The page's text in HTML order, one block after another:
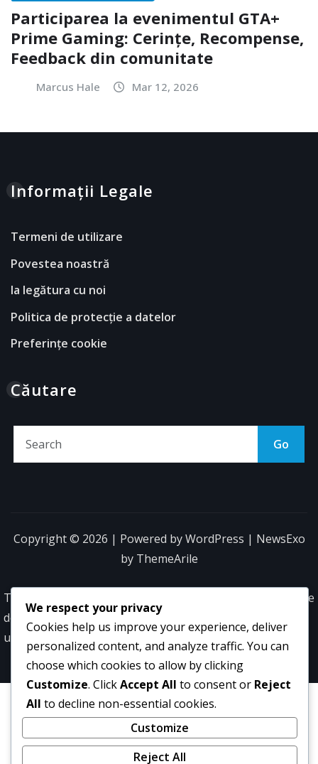
Participarea la evenimentul GTA+
Prime Gaming: Cerințe, Recompense,
Feedback din comunitate
Marcus Hale Mar 12, 2026
Informații Legale
Termeni de utilizare
Povestea noastră
Ia legătura cu noi
Politica de protecție a datelor
Preferințe cookie
Căutare
Go
Copyright © 2026 | Powered byWordPress | NewsExo
by ThemeArile
Termeni
de
utilizare
noastră
legătura
cu noi
protecție
a datelor
Preferințe
We respect your privacy
Cookies help us improve your experience, deliver
personalized content, and analyze traffic. You can
choose which cookies to allow by clicking
Customize. ClickAccept All to consent or Reject
All to decline non-essential cookies.
Customize
Reject All